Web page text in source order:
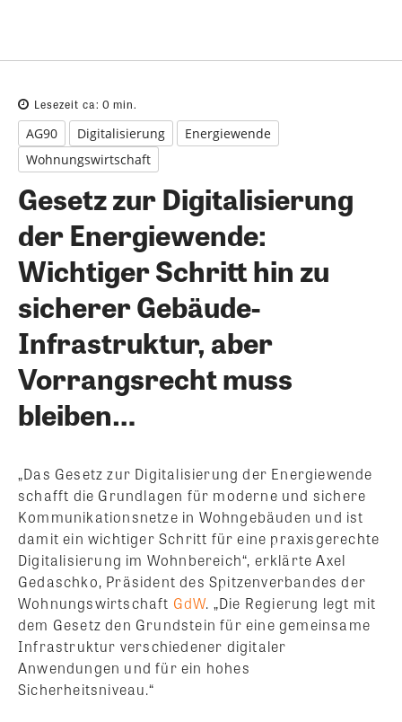
Lesezeit ca: 0 min.
AG90 Digitalisierung
Energiewende
Wohnungswirtschaft
Gesetz zur Digitalisierung
der Energiewende:
Wichtiger Schritt hin zu
sicherer Gebäude-
Infrastruktur, aber
Vorrangsrecht muss
bleiben…
„Das Gesetz zur Digitalisierung der Energiewende
schafft die Grundlagen für moderne und sichere
Kommunikationsnetze in Wohngebäuden und ist
damit ein wichtiger Schritt für eine praxisgerechte
Digitalisierung im Wohnbereich“, erklärte Axel
Gedaschko, Präsident des Spitzenverbandes der
Wohnungswirtschaft GdW. „Die Regierung legt mit
dem Gesetz den Grundstein für eine gemeinsame
Infrastruktur verschiedener digitaler
Anwendungen und für ein hohes
Sicherheitsniveau.“